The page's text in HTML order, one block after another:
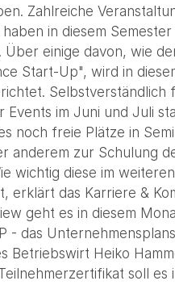
Zahlreiche
in diesem
einige davon, wie
Start-Up", wird in
Selbstverständlich
Events im Juni und Juli
noch freie Plätze in
anderem zur Schulung
wichtig diese im weiteren
erklärt das Karriere &
geht es in diesem
- das
Betriebswirt Heiko
soll es